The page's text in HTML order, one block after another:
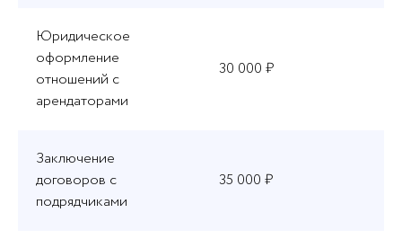
Юридическое
оформление
отношений с
арендаторами
30 000 ₽
Заключение
договоров с
подрядчиками
35 000 ₽